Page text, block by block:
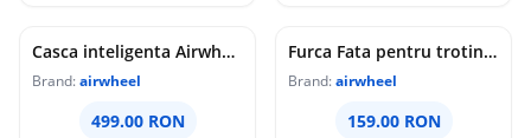
Casca inteligenta Airwheel C5L inregistrare video conectare Bluetooth Wi-Fi Orange
Brand:airwheel
499.00 RON
Furca Fata pentru trotineta electrica Airwheel Z3
Brand:airwheel
159.00 RON